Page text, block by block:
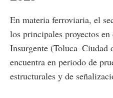
En materia ferroviaria, el
los principales proyectos
Insurgente
encuentra en periodo de
estructurales y de